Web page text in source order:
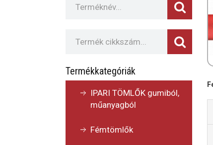
Termékkategóriák
IPARI TÖMLŐK gumiból,
műanyagból
Fémtömlők